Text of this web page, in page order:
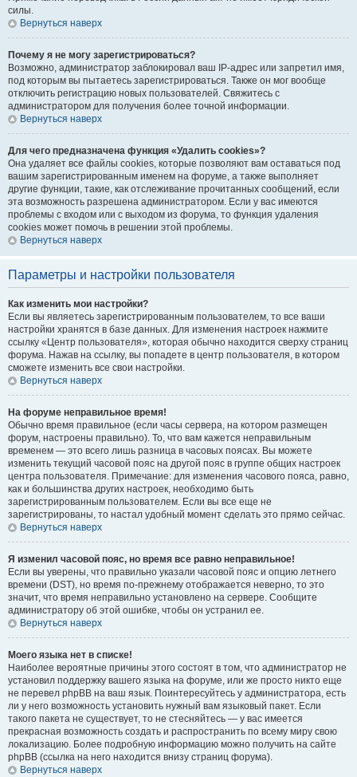
силы.
Вернуться наверх
Почему я не могу зарегистрироваться?
Возможно, администратор заблокировал ваш IP-адрес или запретил имя,
под которым вы пытаетесь зарегистрироваться. Также он мог вообще
отключить регистрацию новых пользователей. Свяжитесь с
администратором для получения более точной информации.
Вернуться наверх
Для чего предназначена функция «Удалить cookies»?
Она удаляет все файлы cookies, которые позволяют вам оставаться под
вашим зарегистрированным именем на форуме, а также выполняет
другие функции, такие, как отслеживание прочитанных сообщений, если
эта возможность разрешена администратором. Если у вас имеются
проблемы с входом или с выходом из форума, то функция удаления
cookies может помочь в решении этой проблемы.
Вернуться наверх
Параметры и настройки пользователя
Как изменить мои настройки?
Если вы являетесь зарегистрированным пользователем, то все ваши
настройки хранятся в базе данных. Для изменения настроек нажмите
ссылку «Центр пользователя», которая обычно находится сверху страниц
форума. Нажав на ссылку, вы попадете в центр пользователя, в котором
сможете изменить все свои настройки.
Вернуться наверх
На форуме неправильное время!
Обычно время правильное (если часы сервера, на котором размещен
форум, настроены правильно). То, что вам кажется неправильным
временем — это всего лишь разница в часовых поясах. Вы можете
изменить текущий часовой пояс на другой пояс в группе общих настроек
центра пользователя. Примечание: для изменения часового пояса, равно,
как и большинства других настроек, необходимо быть
зарегистрированным пользователем. Если вы все еще не
зарегистрированы, то настал удобный момент сделать это прямо сейчас.
Вернуться наверх
Я изменил часовой пояс, но время все равно неправильное!
Если вы уверены, что правильно указали часовой пояс и опцию летнего
времени (DST), но время по-прежнему отображается неверно, то это
значит, что время неправильно установлено на сервере. Сообщите
администратору об этой ошибке, чтобы он устранил ее.
Вернуться наверх
Моего языка нет в списке!
Наиболее вероятные причины этого состоят в том, что администратор не
установил поддержку вашего языка на форуме, или же просто никто еще
не перевел phpBB на ваш язык. Поинтересуйтесь у администратора, есть
ли у него возможность установить нужный вам языковый пакет. Если
такого пакета не существует, то не стесняйтесь — у вас имеется
прекрасная возможность создать и распространить по всему миру свою
локализацию. Более подробную информацию можно получить на сайте
phpBB (ссылка на него находится внизу страниц форума).
Вернуться наверх